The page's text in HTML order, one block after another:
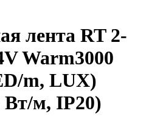
лента RT 2-
Warm3000
m, LUX)
м, IP20)